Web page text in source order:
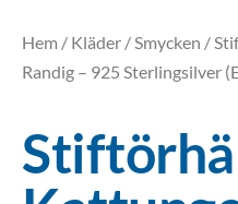
Hem / Kläder / Smycken /
Randig – 925 Sterlingsilver